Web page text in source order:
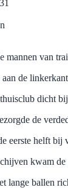
mannen van
aan de
dicht
de
eerste helft
kwam
lange ballen